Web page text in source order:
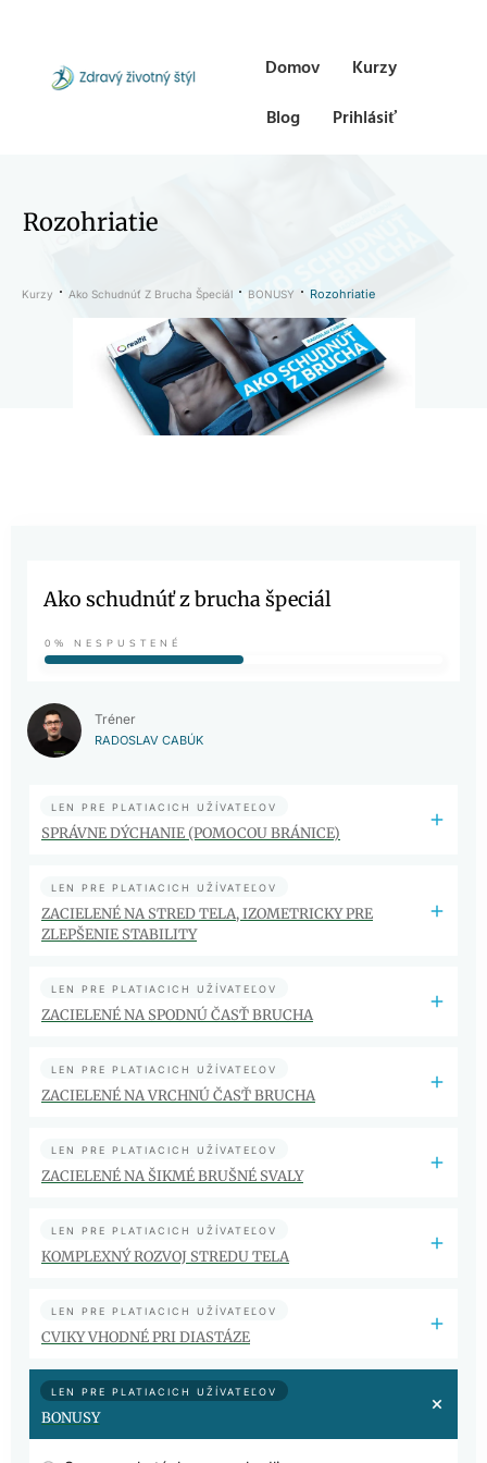
Domov
Kurzy
Blog
Prihlásiť
Rozohriatie
Kurzy Ako Schudnúť Z Brucha Špeciál BONUSY Rozohriatie
Ako schudnúť z brucha špeciál
0% NESPUSTENÉ
Tréner
RADOSLAV CABÚK
LEN PRE PLATIACICH UŽÍVATEĽOV
SPRÁVNE DÝCHANIE (POMOCOU BRÁNICE)
LEN PRE PLATIACICH UŽÍVATEĽOV
ZACIELENÉ NA STRED TELA, IZOMETRICKY PRE
ZLEPŠENIE STABILITY
LEN PRE PLATIACICH UŽÍVATEĽOV
ZACIELENÉ NA SPODNÚ ČASŤ BRUCHA
LEN PRE PLATIACICH UŽÍVATEĽOV
ZACIELENÉ NA VRCHNÚ ČASŤ BRUCHA
LEN PRE PLATIACICH UŽÍVATEĽOV
ZACIELENÉ NA ŠIKMÉ BRUŠNÉ SVALY
LEN PRE PLATIACICH UŽÍVATEĽOV
KOMPLEXNÝ ROZVOJ STREDU TELA
LEN PRE PLATIACICH UŽÍVATEĽOV
CVIKY VHODNÉ PRI DIASTÁZE
LEN PRE PLATIACICH UŽÍVATEĽOV
BONUSY